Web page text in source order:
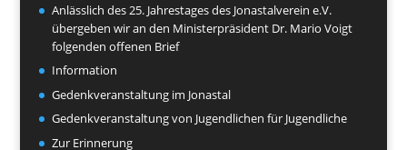
Anlässlich des 25. Jahrestages des Jonastalverein e.V.
übergeben wir an den Ministerpräsident Dr. Mario Voigt
folgenden offenen Brief
Information
Gedenkveranstaltung im Jonastal
Gedenkveranstaltung von Jugendlichen für Jugendliche
Zur Erinnerung